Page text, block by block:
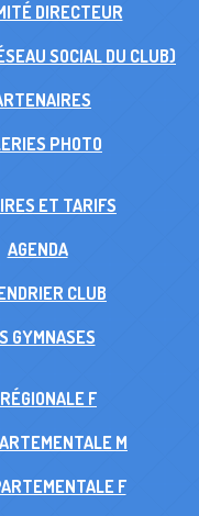
DIRECTEUR
SOCIAL DU CLUB)
PHOTO
ET TARIFS
AGENDA
CLUB
GYMNASES
F
M
F